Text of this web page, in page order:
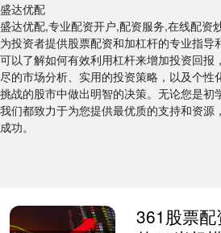
盛达优配
盛达优配,专业配资开户,配资服务,在线配资
为投资者提供股票配资和加杠杆的专业指导
可以了解如何有效利用杠杆来增加投资回报
尽的市场分析、实用的投资策略，以及个性
挑战的股市中做出明智的决策。无论您是初
我们都致力于为您提供最优质的支持和资源
成功。
361股票